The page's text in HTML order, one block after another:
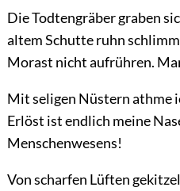
Die Todtengräber graben
altem Schutte ruhn
Morast nicht aufrühren.
Mit seligen Nüstern athme
Erlöst ist endlich meine
Menschenwesens!
Von scharfen Lüften